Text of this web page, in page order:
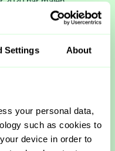
Settings About
your personal data,
such as cookies to
device in order to
för
upp mot målet, och
om att vi
2022. Målsättningen
dörrar ligger
av tidigare
men med nya